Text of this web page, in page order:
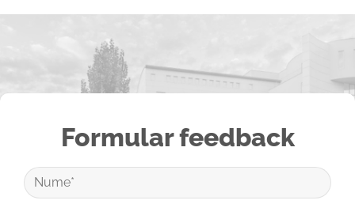
Formular feedback